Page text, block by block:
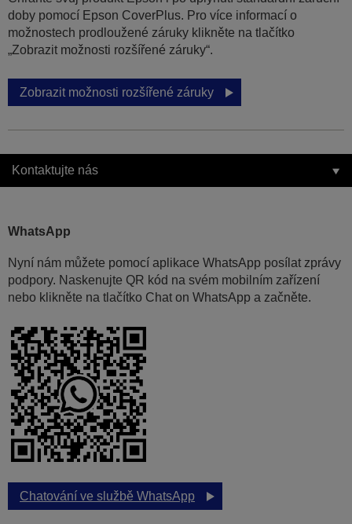
doby pomocí Epson CoverPlus. Pro více informací o
možnostech prodloužené záruky klikněte na tlačítko
„Zobrazit možnosti rozšířené záruky“.
Zobrazit možnosti rozšířené záruky
Kontaktujte nás
WhatsApp
Nyní nám můžete pomocí aplikace WhatsApp posílat zprávy
podpory. Naskenujte QR kód na svém mobilním zařízení
nebo klikněte na tlačítko Chat on WhatsApp a začněte.
Chatování ve službě WhatsApp